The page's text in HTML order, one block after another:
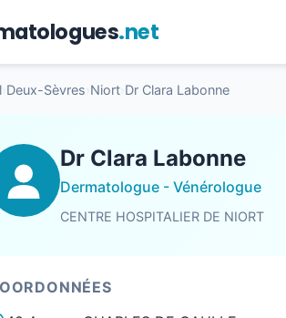
.net
Deux-Sèvres Niort Dr Clara Labonne
Dr Clara Labonne
Dermatologue - Vénérologue
CENTRE HOSPITALIER DE NIORT